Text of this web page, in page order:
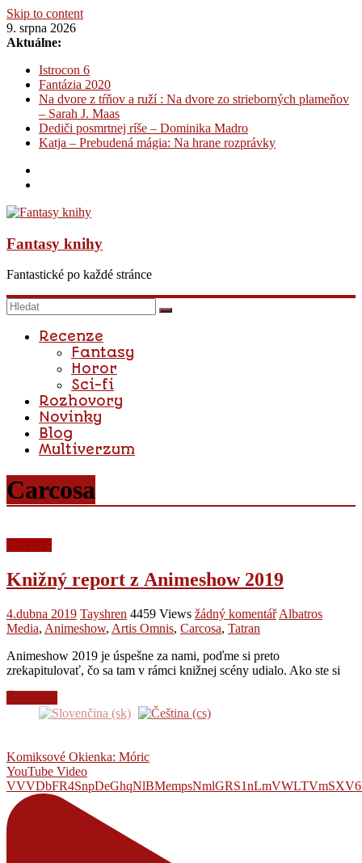
Skip to content
9. srpna 2026
Aktuálne:
Istrocon 6
Fantázia 2020
Na dvore z tŕňov a ruží : Na dvore zo strieborných plameňov
– Sarah J. Maas
Dediči posmrtnej ríše – Dominika Madro
Katja – Prebudená mágia: Na hrane rozprávky
Fantasy knihy
Fantastické po každé stránce
Recenze
Fantasy
Horor
Sci-fi
Rozhovory
Novinky
Blog
Multiverzum
Carcosa
Knižný report z Animeshow 2019
4.dubna 2019 Tayshren 4459 Views žádný komentář Albatros
Media, Animeshow, Artis Omnis, Carcosa, Tatran
Animeshow 2019 je úspešne za nami, poďme si preto
zrekapitulovať, čo sa tam v rámci knižnej scény udialo. Ako ste si
Komiksové Okienka: Móric
YouTube Video